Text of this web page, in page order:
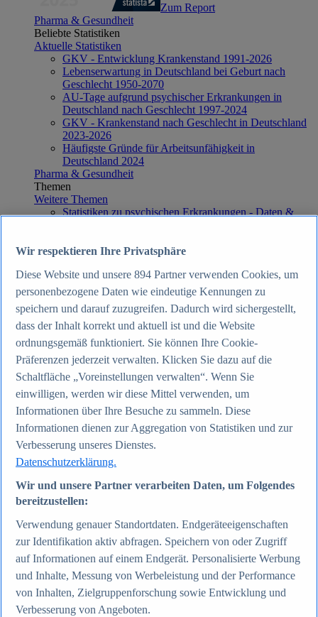
Zum Report
Pharma & Gesundheit
Beliebte Statistiken
Aktuelle Statistiken
GKV - Entwicklung Krankenstand 1991-2026
Lebenserwartung in Deutschland bei Geburt nach
Geschlecht 1950-2070
AU-Tage aufgrund psychischer Erkrankungen in
Deutschland nach Geschlecht 1997-2024
GKV - Krankenstand nach Geschlecht in Deutschland
2023-2026
Häufigste Gründe für Arbeitsunfähigkeit in
Deutschland 2024
Pharma & Gesundheit
Themen
Weitere Themen
Statistiken zu psychischen Erkrankungen - Daten &
Fakten
Zum Report
Internet
Beliebte Statistiken
Aktuelle Statistiken
Anzahl der Social-Media-Nutzer weltweit 2012-2025
Social Networks mit den meisten Nutzern weltweit
2025
Soziale Netzwerke in Deutschland nach Generationen
Instagram - Nutzung nach Alter und Geschlecht in
Deutschland 2025
Internet
Themen
Social Media - Daten & Fakten
TikTok - Daten & Fakten
Top Report
Wir respektieren Ihre Privatsphäre
Diese Website und unsere 894 Partner verwenden Cookies, um
personenbezogene Daten wie eindeutige Kennungen zu
speichern und darauf zuzugreifen. Dadurch wird sichergestellt,
dass der Inhalt korrekt und aktuell ist und die Website
ordnungsgemäß funktioniert. Sie können Ihre Cookie-
Präferenzen jederzeit verwalten. Klicken Sie dazu auf die
Schaltfläche „Voreinstellungen verwalten“. Wenn Sie
einwilligen, werden wir diese Mittel verwenden, um
Informationen über Ihre Besuche zu sammeln. Diese
Informationen dienen zur Aggregation von Statistiken und zur
Verbesserung unseres Dienstes.
Datenschutzerklärung.
Wir und unsere Partner verarbeiten Daten, um Folgendes
bereitzustellen:
Verwendung genauer Standortdaten. Endgeräteeigenschaften
zur Identifikation aktiv abfragen. Speichern von oder Zugriff
auf Informationen auf einem Endgerät. Personalisierte Werbung
und Inhalte, Messung von Werbeleistung und der Performance
von Inhalten, Zielgruppenforschung sowie Entwicklung und
Verbesserung von Angeboten.